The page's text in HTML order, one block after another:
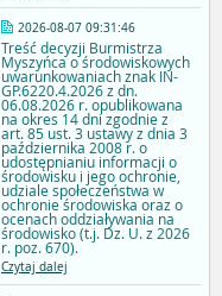
2026-08-07 09:31:46
Treść decyzji Burmistrza
Myszyńca o środowiskowych
uwarunkowaniach znak IN-
GP.6220.4.2026 z dn.
06.08.2026 r. opublikowana
na okres 14 dni zgodnie z
art. 85 ust. 3 ustawy z dnia 3
października 2008 r. o
udostępnianiu informacji o
środowisku i jego ochronie,
udziale społeczeństwa w
ochronie środowiska oraz o
ocenach oddziaływania na
środowisko (t.j. Dz. U. z 2026
r. poz. 670).
Czytaj dalej